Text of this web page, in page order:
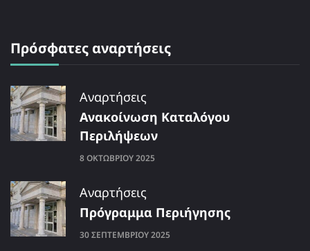
Πρόσφατες αναρτήσεις
Αναρτήσεις
Ανακοίνωση Καταλόγου
Περιλήψεων
8 ΟΚΤΩΒΡΊΟΥ 2025
Αναρτήσεις
Πρόγραμμα Περιήγησης
30 ΣΕΠΤΕΜΒΡΊΟΥ 2025